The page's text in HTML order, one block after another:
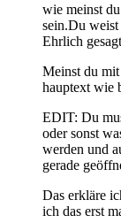
wie meinst
sein.Du
Ehrlich
Meinst du
hauptext wie
EDIT: Du
oder sonst
werden und
gerade
Das erkläre
ich das erst